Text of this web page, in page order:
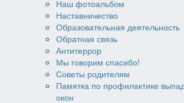
Наш фотоальбом
Наставничество
Образовательная деятельность
Обратная связь
Антитеррор
Мы говорим спасибо!
Советы родителям
Памятка по профилактике
окон